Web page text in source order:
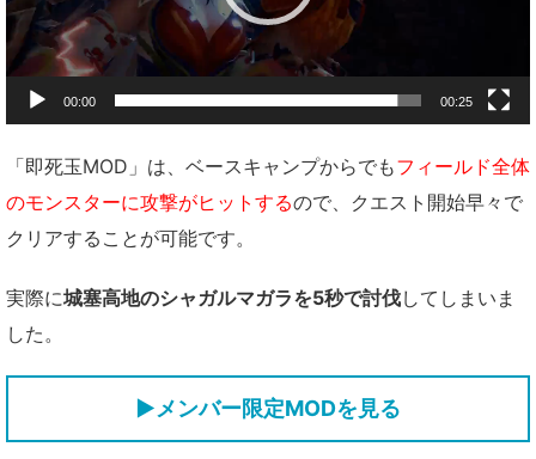
00:00 00:25
「即死玉MOD」は、ベースキャンプからでもフィールド全体
のモンスターに攻撃がヒットするので、クエスト開始早々で
クリアすることが可能です。
実際に城塞高地のシャガルマガラを5秒で討伐してしまいま
した。
▶メンバー限定MODを見る